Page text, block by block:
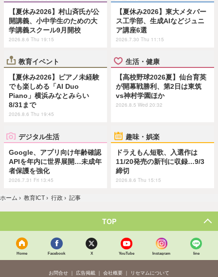
【夏休み2026】村山斉氏が公
開講義、小中学生のための大
学講義スクール9月開校
2026.8.6 Thu 19:15
【夏休み2026】東大メタバー
ス工学部、生成AIなどジュニ
ア講座6選
2026.7.30 Thu 11:15
教育イベント
【夏休み2026】ピアノ未経験
でも楽しめる「AI Duo
Piano」横浜みなとみらい
8/31まで
2026.8.6 Thu 19:45
生活・健康
【高校野球2026夏】仙台育英
が開幕戦勝利、第2日は東筑
vs神村学園ほか
2026.8.5 Wed 20:32
デジタル生活
Google、アプリ向け年齢確認
APIを年内に世界展開…未成年
者保護を強化
2026.7.31 Fri 13:45
趣味・娯楽
ドラえもん短歌、入選作は
11/20発売の新刊に収録…9/3
締切
2026.8.6 Thu 15:15
ホーム › 教育ICT › 行政 › 記事
TOP
Home Facebook X YouTube Instagram line
お問合せ 広告掲載 会社概要 リセマムについて